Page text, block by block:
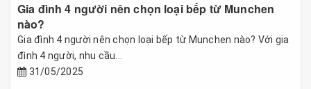
Gia đình 4 người nên chọn loại bếp từ Munchen
nào?
Gia đình 4 người nên chọn loại bếp từ Munchen nào? Với gia
đình 4 người, nhu cầu...
31/05/2025